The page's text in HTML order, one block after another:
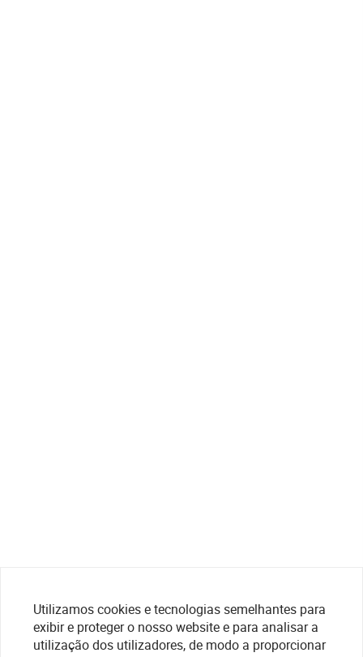
Utilizamos cookies e tecnologias semelhantes para
exibir e proteger o nosso website e para analisar a
utilização dos utilizadores, de modo a proporcionar